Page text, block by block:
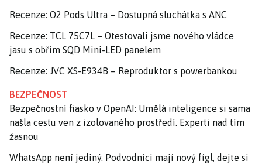
Recenze: O2 Pods Ultra – Dostupná sluchátka s ANC
Recenze: TCL 75C7L – Otestovali jsme nového vládce
jasu s obřím SQD Mini-LED panelem
Recenze: JVC XS-E934B – Reproduktor s powerbankou
BEZPEČNOST
Bezpečnostní fiasko v OpenAI: Umělá inteligence si sama
našla cestu ven z izolovaného prostředí. Experti nad tím
žasnou
WhatsApp není jediný. Podvodníci mají nový fígl, dejte si